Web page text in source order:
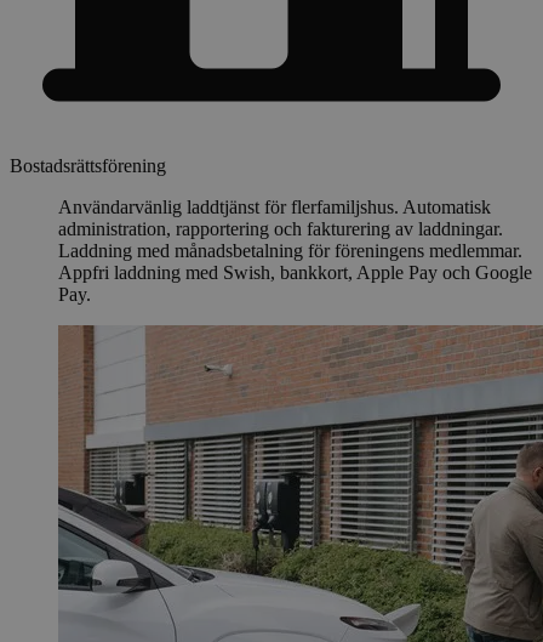
Bostadsrättsförening
Användarvänlig laddtjänst för flerfamiljshus. Automatisk
administration, rapportering och fakturering av laddningar.
Laddning med månadsbetalning för föreningens medlemmar.
Appfri laddning med Swish, bankkort, Apple Pay och Google
Pay.